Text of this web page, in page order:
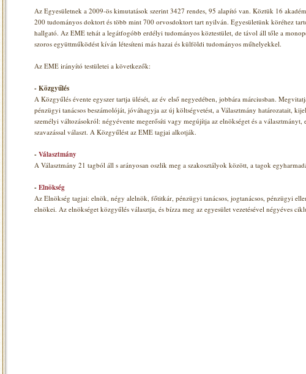
Az Egyesületnek a 2009-ös kimutatások szerint 3427 rendes, 95 alapító van. Köztük 16
200 tudományos doktort és több mint 700 orvosdoktort tart nyilván. Egyesületünk köréhez
hallgató. Az EME tehát a legátfogóbb erdélyi tudományos köztestület, de távol áll tőle a
szoros együttműködést kíván létesíteni más hazai és külföldi tudományos műhelyekkel.
Az EME irányító testületei a következők:
- Közgyűlés
A Közgyűlés évente egyszer tartja ülését, az év első negyedében, jobbára márciusban.
pénzügyi tanácsos beszámolóját, jóváhagyja az új költségvetést, a Választmány határozatait,
személyi változásokról: négyévente megerősíti vagy megújítja az elnökséget és a
szavazással választ. A Közgyűlést az EME tagjai alkotják.
-Választmány
A Választmány 21 tagból áll s arányosan oszlik meg a szakosztályok között, a tagok
-Elnökség
Az Elnökség tagjai: elnök, négy alelnök, főtitkár, pénzügyi tanácsos, jogtanácsos, pénzügyi
elnökei. Az elnökséget közgyűlés választja, és bízza meg az egyesület vezetésével négyéves